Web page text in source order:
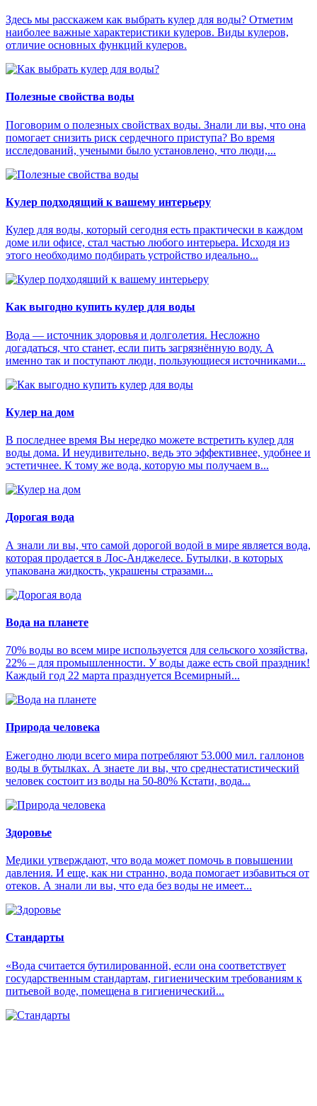
Здесь мы расскажем как выбрать кулер для воды? Отметим
наиболее важные характеристики кулеров. Виды кулеров,
отличие основных функций кулеров.
Полезные свойства воды
Поговорим о полезных свойствах воды. Знали ли вы, что она
помогает снизить риск сердечного приступа? Во время
исследований, учеными было установлено, что люди,...
Кулер подходящий к вашему интерьеру
Кулер для воды, который сегодня есть практически в каждом
доме или офисе, стал частью любого интерьера. Исходя из
этого необходимо подбирать устройство идеально...
Как выгодно купить кулер для воды
Вода — источник здоровья и долголетия. Несложно
догадаться, что станет, если пить загрязнённую воду. А
именно так и поступают люди, пользующиеся источниками...
Кулер на дом
В последнее время Вы нередко можете встретить кулер для
воды дома. И неудивительно, ведь это эффективнее, удобнее и
эстетичнее. К тому же вода, которую мы получаем в...
Дорогая вода
А знали ли вы, что самой дорогой водой в мире является вода,
которая продается в Лос-Анджелесе. Бутылки, в которых
упакована жидкость, украшены стразами...
Вода на планете
70% воды во всем мире используется для сельского хозяйства,
22% – для промышленности. У воды даже есть свой праздник!
Каждый год 22 марта празднуется Всемирный...
Природа человека
Ежегодно люди всего мира потребляют 53.000 мил. галлонов
воды в бутылках. А знаете ли вы, что среднестатистический
человек состоит из воды на 50-80% Кстати, вода...
Здоровье
Медики утверждают, что вода может помочь в повышении
давления. И еще, как ни странно, вода помогает избавиться от
отеков. А знали ли вы, что еда без воды не имеет...
Стандарты
«Вода считается бутилированной, если она соответствует
государственным стандартам, гигиеническим требованиям к
питьевой воде, помещена в гигиенический...